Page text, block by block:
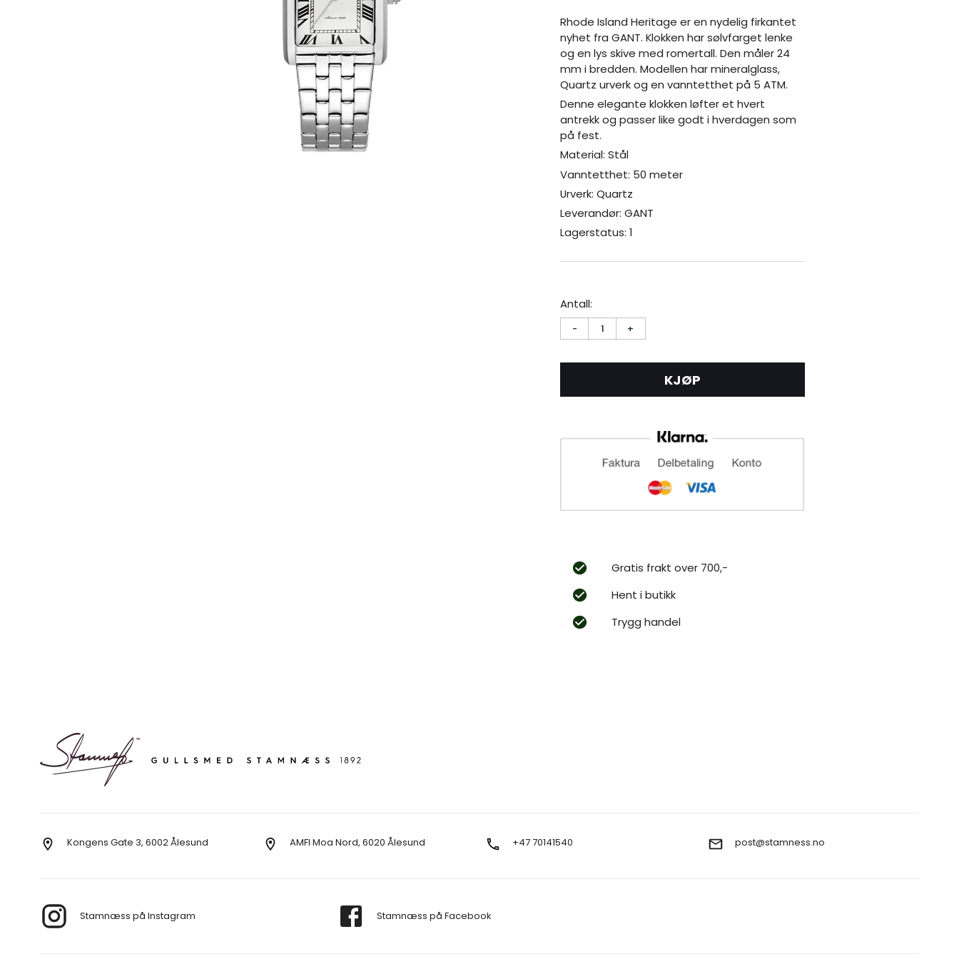
Rhode Island Heritage er en nydelig firkantet
nyhet fra GANT. Klokken har sølvfarget lenke
og en lys skive med romertall. Den måler 24
mm i bredden. Modellen har mineralglass,
Quartz urverk og en vanntetthet på 5 ATM.
Denne elegante klokken løfter et hvert
antrekk og passer like godt i hverdagen som
på fest.
Material: Stål
Vanntetthet: 50 meter
Urverk: Quartz
Leverandør: GANT
Lagerstatus: 1
Antall:
- 1 +
KJØP
Gratis frakt over 700,-
Hent i butikk
Trygg handel
Kongens Gate 3, 6002 Ålesund AMFI Moa Nord, 6020 Ålesund +47 70141540 post@stamness.no
Stamnæss på Instagram Stamnæss på Facebook